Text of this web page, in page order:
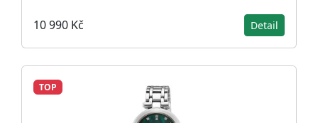
10 990 Kč Detail
TOP